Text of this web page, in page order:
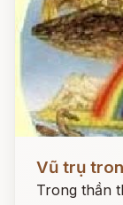
Vũ trụ
Trong thần